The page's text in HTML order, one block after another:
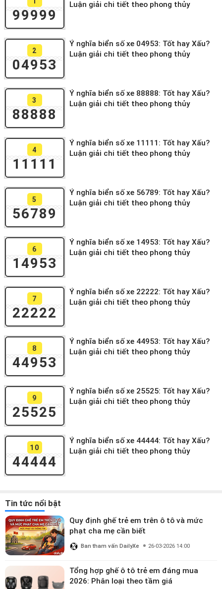
99999
Luận giải chi tiết theo phong thủy
2
04953
Ý nghĩa biển số xe 04953: Tốt hay Xấu?
Luận giải chi tiết theo phong thủy
3
88888
Ý nghĩa biển số xe 88888: Tốt hay Xấu?
Luận giải chi tiết theo phong thủy
4
11111
Ý nghĩa biển số xe 11111: Tốt hay Xấu?
Luận giải chi tiết theo phong thủy
5
56789
Ý nghĩa biển số xe 56789: Tốt hay Xấu?
Luận giải chi tiết theo phong thủy
6
14953
Ý nghĩa biển số xe 14953: Tốt hay Xấu?
Luận giải chi tiết theo phong thủy
7
22222
Ý nghĩa biển số xe 22222: Tốt hay Xấu?
Luận giải chi tiết theo phong thủy
8
44953
Ý nghĩa biển số xe 44953: Tốt hay Xấu?
Luận giải chi tiết theo phong thủy
9
25525
Ý nghĩa biển số xe 25525: Tốt hay Xấu?
Luận giải chi tiết theo phong thủy
10
44444
Ý nghĩa biển số xe 44444: Tốt hay Xấu?
Luận giải chi tiết theo phong thủy
Tin tức nổi bật
Quy định ghế trẻ em trên ô tô và mức
phạt cha mẹ cần biết
Ban tham vấn DailyXe 26-03-2026 14:00
Tổng hợp ghế ô tô trẻ em đáng mua
2026: Phân loại theo tầm giá